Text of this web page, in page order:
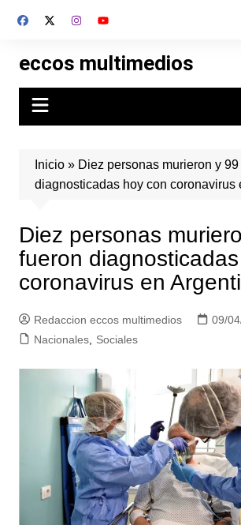
eccos multimedios
Inicio» Diez personas murieron y 99
diagnosticadas hoy con coronavirus
Diez personas
fueron
coronavirus en
Redaccion eccos multimedios
09/
Nacionales, Sociales